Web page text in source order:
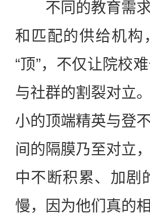
不同的教育需求
和匹配的供给机构
“顶”，不仅让院校
与社群的割裂对立
小的顶端精英与登
间的隔膜乃至对立
中不断积累、加剧
慢，因为他们真的